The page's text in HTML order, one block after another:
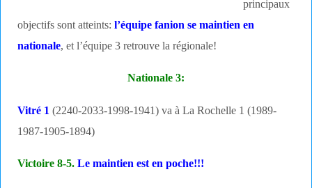
principaux
objectifs sont atteints:l’équipe fanion se maintien en
nationale, et l’équipe 3 retrouve la régionale!
Nationale 3:
Vitré 1 (2240-2033-1998-1941) va à La Rochelle 1 (1989-
1987-1905-1894)
Victoire 8-5. Le maintien est en poche!!!